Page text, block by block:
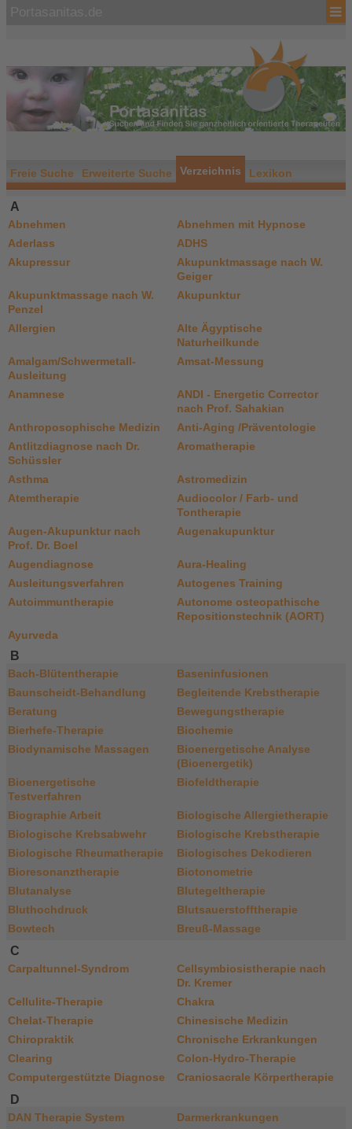
Freie Suche Erweiterte Suche Verzeichnis Lexikon
A
Abnehmen
Abnehmen mit Hypnose
Aderlass
ADHS
Akupressur
Akupunktmassage nach W.
Geiger
Akupunktmassage nach W.
Penzel
Akupunktur
Allergien
Alte Ägyptische
Naturheilkunde
Amalgam/Schwermetall-
Ausleitung
Amsat-Messung
Anamnese
ANDI - Energetic Corrector
nach Prof. Sahakian
Anthroposophische Medizin
Anti-Aging /Präventologie
Antlitzdiagnose nach Dr.
Schüssler
Aromatherapie
Asthma
Astromedizin
Atemtherapie
Audiocolor / Farb- und
Tontherapie
Augen-Akupunktur nach
Prof. Dr. Boel
Augenakupunktur
Augendiagnose
Aura-Healing
Ausleitungsverfahren
Autogenes Training
Autoimmuntherapie
Autonome osteopathische
Repositionstechnik (AORT)
Ayurveda
B
Bach-Blütentherapie
Baseninfusionen
Baunscheidt-Behandlung
Begleitende Krebstherapie
Beratung
Bewegungstherapie
Bierhefe-Therapie
Biochemie
Biodynamische Massagen
Bioenergetische Analyse
(Bioenergetik)
Bioenergetische
Testverfahren
Biofeldtherapie
Biographie Arbeit
Biologische Allergietherapie
Biologische Krebsabwehr
Biologische Krebstherapie
Biologische Rheumatherapie
Biologisches Dekodieren
Bioresonanztherapie
Biotonometrie
Blutanalyse
Blutegeltherapie
Bluthochdruck
Blutsauerstofftherapie
Bowtech
Breuß-Massage
C
Carpaltunnel-Syndrom
Cellsymbiosistherapie nach
Dr. Kremer
Cellulite-Therapie
Chakra
Chelat-Therapie
Chinesische Medizin
Chiropraktik
Chronische Erkrankungen
Clearing
Colon-Hydro-Therapie
Computergestützte Diagnose
Craniosacrale Körpertherapie
D
DAN Therapie System
Darmerkrankungen